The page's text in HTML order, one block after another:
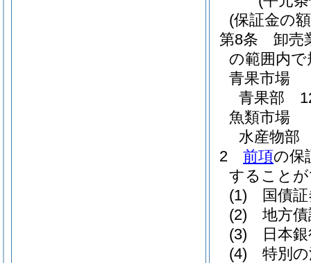
(保証金の
第8条
卸売
の範囲内
青果市場
青果部
魚類市場
水産物部
2
前項の保
すること
(1)
国債
(2)
地方
(3)
日本
(4)
特別